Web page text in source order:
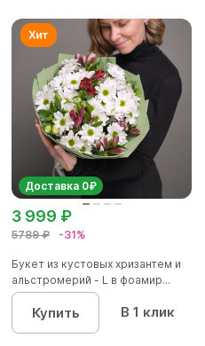
Доставка 0₽
5789 ₽ -31%
3 999 ₽
Букет из кустовых хризантем и
альстромерий - L в фоамир...
Купить В 1 клик